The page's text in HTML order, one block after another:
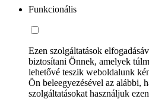
Funkcionális
Ezen szolgáltatások
biztosítani Önnek, amelyek
lehetővé teszik weboldalunk
Ön beleegyezésével az alábbi,
szolgáltatásokat használjuk